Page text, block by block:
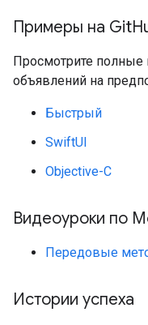
Примеры на Git
Просмотрите
объявлений на
Быстрый
SwiftUI
Objective-C
Видеоуроки по
Передовые
Истории успеха